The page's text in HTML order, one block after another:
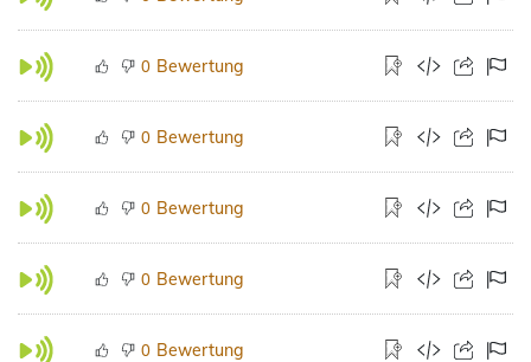
0 Bewertung
0 Bewertung
0 Bewertung
0 Bewertung
0 Bewertung